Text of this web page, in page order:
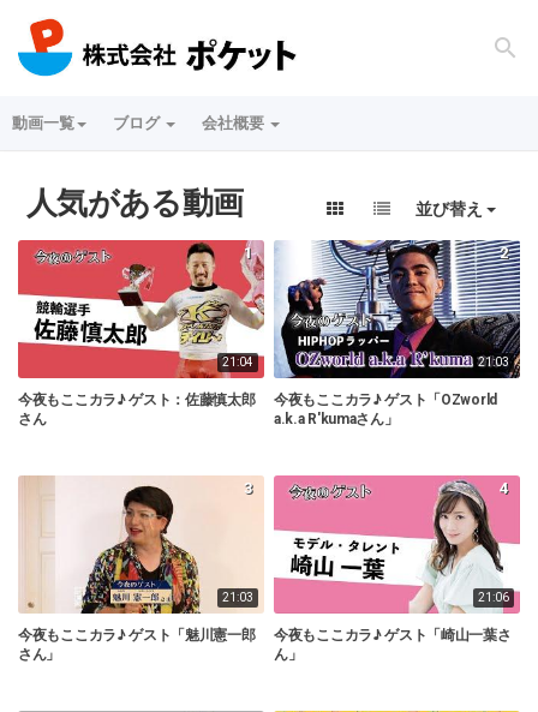
動画一覧 ブログ 会社概要
人気がある動画 並び替え
21:04
1
今夜もここカラ♪ ゲスト：佐藤慎太郎
さん
21:03
2
今夜もここカラ♪ ゲスト「OZworld
a.k.a R'kumaさん」
21:03
3
今夜もここカラ♪ ゲスト「魅川憲一郎
さん」
21:06
4
今夜もここカラ♪ ゲスト「崎山一葉さ
ん」